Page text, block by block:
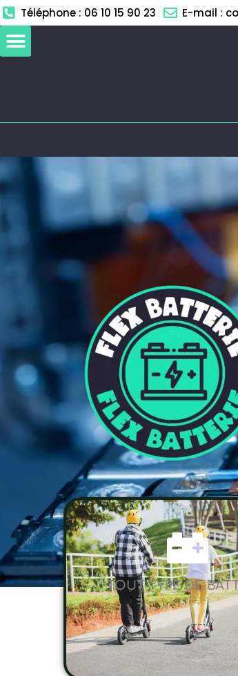
Aller
au
contenu
Téléphone : 06 10 15 90 23 E-mail :
TOUT TYPE DE